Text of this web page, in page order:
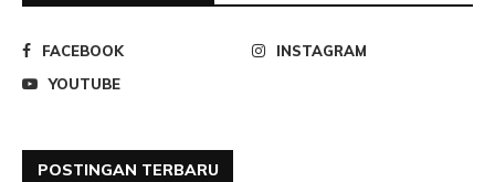
FACEBOOK
INSTAGRAM
YOUTUBE
POSTINGAN TERBARU